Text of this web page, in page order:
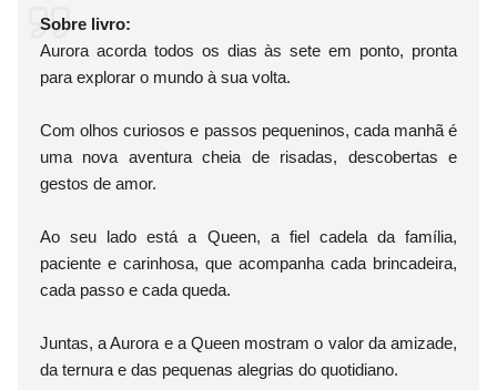
Sobre livro:
Aurora acorda todos os dias às sete em ponto, pronta
para explorar o mundo à sua volta.
Com olhos curiosos e passos pequeninos, cada manhã é
uma nova aventura cheia de risadas, descobertas e
gestos de amor.
Ao seu lado está a Queen, a fiel cadela da família,
paciente e carinhosa, que acompanha cada brincadeira,
cada passo e cada queda.
Juntas, a Aurora e a Queen mostram o valor da amizade,
da ternura e das pequenas alegrias do quotidiano.